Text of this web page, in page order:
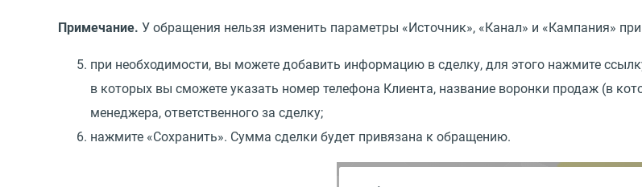
Примечание. У обращения нельзя изменить параметры « Источник», «Канал» и «Кампания»
при необходимости, вы можете добавить информацию в сделку, для этого нажмите
в которых вы сможете указать номер телефона Клиента, название воронки продаж (в
менеджера, ответственного за сделку;
нажмите «Сохранить». Сумма сделки будет привязана к обращению.